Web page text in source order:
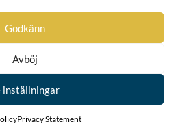
Godkänn
Avböj
inställningar
Privacy Statement